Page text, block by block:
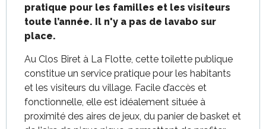
pratique pour les familles et les visiteurs
toute l’année. Il n'y a pas de lavabo sur
place.
Au Clos Biret à La Flotte, cette toilette publique
constitue un service pratique pour les habitants
et les visiteurs du village. Facile d’accès et
fonctionnelle, elle est idéalement située à
proximité des aires de jeux, du panier de basket et